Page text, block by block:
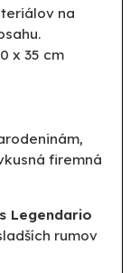
na
x 35 cm
firemná
Legendario
rumov